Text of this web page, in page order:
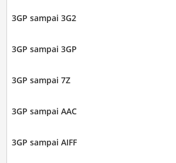
3GP sampai 3G2
3GP sampai 3GP
3GP sampai 7Z
3GP sampai AAC
3GP sampai AIFF